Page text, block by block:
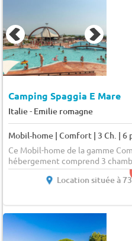
Camping Spaggia E Mare
Italie- Emilie romagne
Ce Mobil-home de la gamme
hébergement comprend 3
Location située à